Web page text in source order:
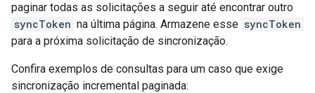
paginar todas as solicitações a seguir até encontrar outro
syncToken na última página. Armazene esse syncToken
para a próxima solicitação de sincronização.
Confira exemplos de consultas para um caso que exige
sincronização incremental paginada: